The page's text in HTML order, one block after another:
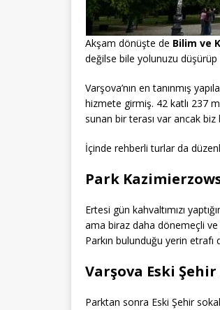
Akşam dönüşte de Bilim ve
değilse bile yolunuzu
Varşova’nın en tanınmış
hizmete girmiş. 42 katlı 237
sunan bir terası var ancak biz
İçinde rehberli turlar da
Park
Ertesi gün kahvaltımızı
ama biraz daha dönemeçli
Parkın bulunduğu yerin
Varşova Eski
Parktan sonra Eski Şehir